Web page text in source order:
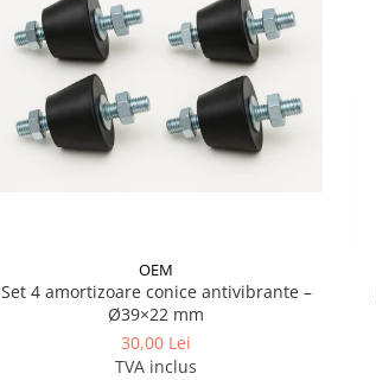
OEM
Set 4 amortizoare conice antivibrante –
Ø39×22 mm
30,00 Lei
TVA inclus